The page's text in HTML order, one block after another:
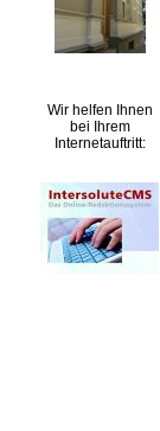
Wir helfen Ihnen
bei Ihrem
Internetauftritt: